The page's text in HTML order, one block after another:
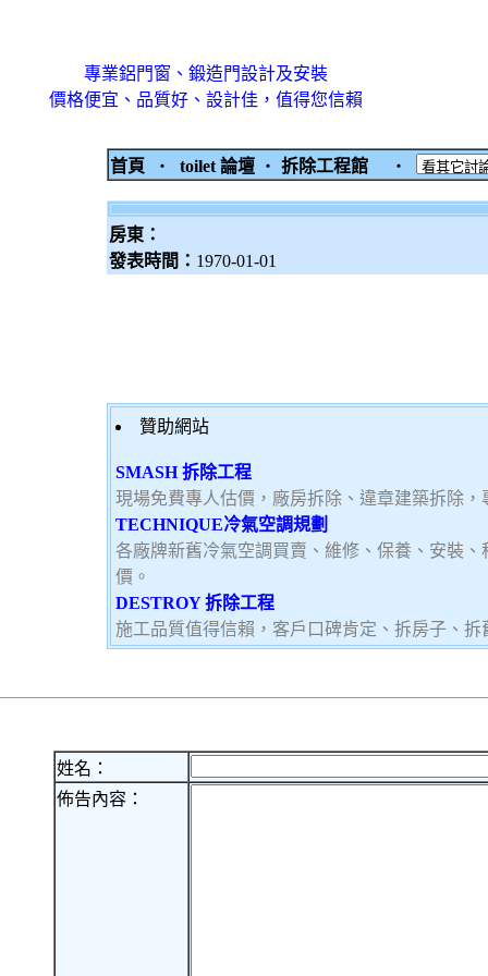
專業鋁門窗、鍛造門設計及安裝
價格便宜、品質好、設計佳，值得您信賴
首頁 ‧ toilet 論壇 ‧ 拆除工程館 ‧
房東：
發表時間： 1970-01-01
贊助網站
SMASH 拆除工程
現場免費專人估價，廠房拆除、違章建築拆除
TECHNIQUE冷氣空調規劃
各廠牌新舊冷氣空調買賣、維修、保養、安裝
價。
DESTROY 拆除工程
施工品質值得信賴，客戶口碑肯定、拆房子、拆
姓名：
佈告內容：